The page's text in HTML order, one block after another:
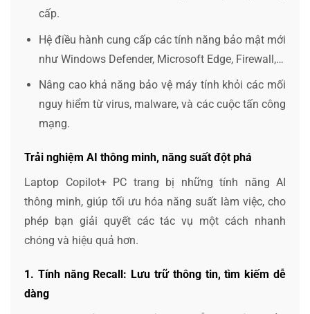
cấp.
Hệ điều hành cung cấp các tính năng bảo mật mới
như Windows Defender, Microsoft Edge, Firewall,…
Nâng cao khả năng bảo vệ máy tính khỏi các mối
nguy hiểm từ virus, malware, và các cuộc tấn công
mạng.
Trải nghiệm AI thông minh, năng suất đột phá
Laptop Copilot+ PC trang bị những tính năng AI
thông minh, giúp tối ưu hóa năng suất làm việc, cho
phép bạn giải quyết các tác vụ một cách nhanh
chóng và hiệu quả hơn.
1. Tính năng Recall: Lưu trữ thông tin, tìm kiếm dễ
dàng